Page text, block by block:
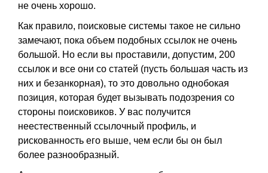
не очень хорошо.
Как правило, поисковые системы такое не сильно
замечают, пока объем подобных ссылок не очень
большой. Но если вы проставили, допустим, 200
ссылок и все они со статей (пусть большая часть из
них и безанкорная), то это довольно однобокая
позиция, которая будет вызывать подозрения со
стороны поисковиков. У вас получится
неестественный ссылочный профиль, и
рискованность его выше, чем если бы он был
более разнообразный.